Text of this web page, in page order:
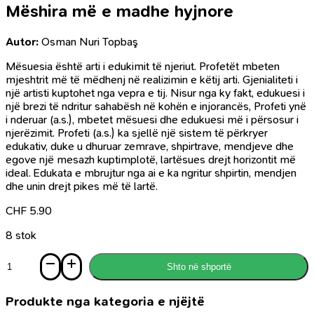
Mëshira më e madhe hyjnore
Autor: Osman Nuri Topbaş
Mësuesia është arti i edukimit të njeriut. Profetët mbeten
mjeshtrit më të mëdhenj në realizimin e këtij arti. Gjenialiteti i
një artisti kuptohet nga vepra e tij. Nisur nga ky fakt, edukuesi i
një brezi të ndritur sahabësh në kohën e injorancës, Profeti ynë
i nderuar (a.s.), mbetet mësuesi dhe edukuesi më i përsosur i
njerëzimit. Profeti (a.s.) ka sjellë një sistem të përkryer
edukativ, duke u dhuruar zemrave, shpirtrave, mendjeve dhe
egove një mesazh kuptimplotë, lartësues drejt horizontit më
ideal. Edukata e mbrujtur nga ai e ka ngritur shpirtin, mendjen
dhe unin drejt pikes më të lartë.
CHF 5.90
8 stok
Mëshira
e
Shto në shportë
Produkte nga kategoria e njëjtë